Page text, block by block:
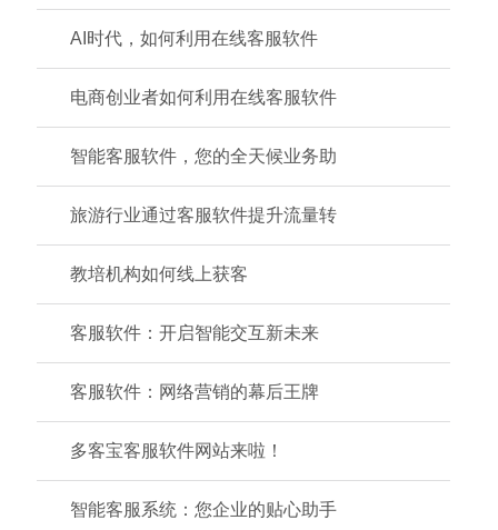
AI时代，如何利用在线客服软件
电商创业者如何利用在线客服软件
智能客服软件，您的全天候业务助
旅游行业通过客服软件提升流量转
教培机构如何线上获客
客服软件：开启智能交互新未来
客服软件：网络营销的幕后王牌
多客宝客服软件网站来啦！
智能客服系统：您企业的贴心助手